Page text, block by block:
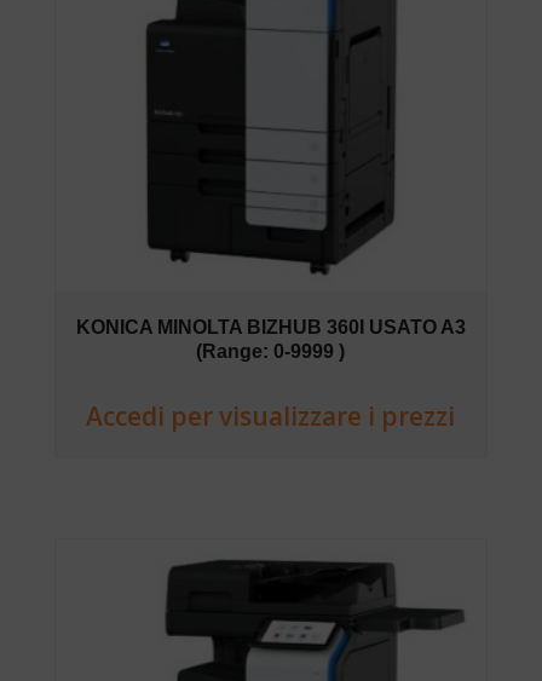
KONICA MINOLTA BIZHUB 360I USATO A3
(Range: 0-9999 )
Accedi per visualizzare i prezzi